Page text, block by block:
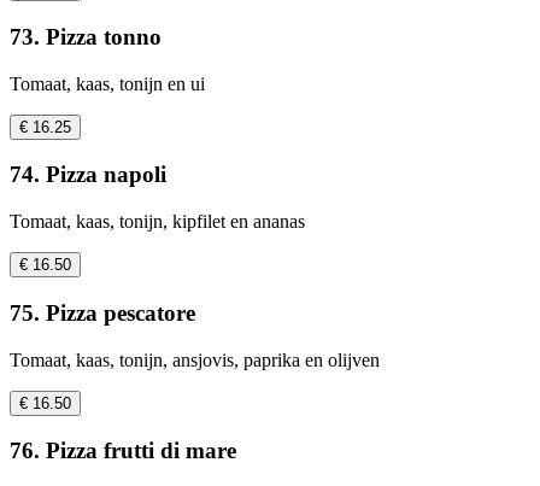
73. Pizza tonno
Tomaat, kaas, tonijn en ui
€ 16.25
74. Pizza napoli
Tomaat, kaas, tonijn, kipfilet en ananas
€ 16.50
75. Pizza pescatore
Tomaat, kaas, tonijn, ansjovis, paprika en olijven
€ 16.50
76. Pizza frutti di mare